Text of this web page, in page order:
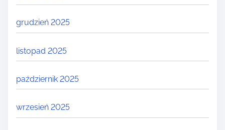
grudzień 2025
listopad 2025
październik 2025
wrzesień 2025